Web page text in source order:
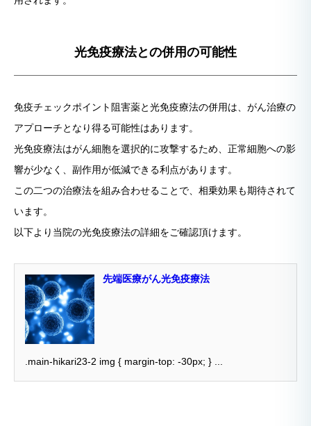
光免疫療法との併用の可能性
免疫チェックポイント阻害薬と光免疫療法の併用は、がん治療の
アプローチとなり得る可能性はあります。
光免疫療法はがん細胞を選択的に攻撃するため、正常細胞への影
響が少なく、副作用が低減できる利点があります。
この二つの治療法を組み合わせることで、相乗効果も期待されて
います。
以下より当院の光免疫療法の詳細をご確認頂けます。
先端医療がん光免疫療法
.main-hikari23-2 img { margin-top: -30px; } ...